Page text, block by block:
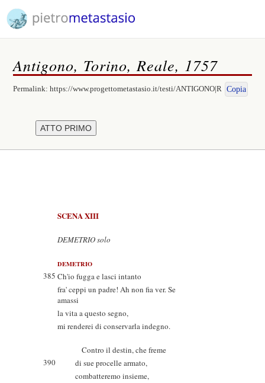
Antigono, Torino, Reale, 1757
Permalink:https://www.progettometastasio.it/testi/ANTIGONO|R Copia
SCENA XIII
DEMETRIO solo
DEMETRIO
385 Ch'io fugga e lasci intanto
fra' ceppi un padre! Ah non fia ver. Se
amassi
la vita a questo segno,
mi renderei di conservarla indegno.
Contro il destin, che freme
390
di sue procelle armato,
combatteremo insieme,